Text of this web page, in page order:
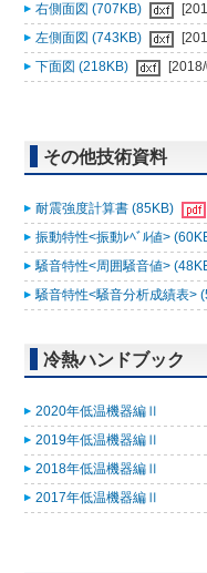
右側面図 (707KB)
左側面図 (743KB)
下面図 (218KB)
その他技術資料
耐震強度計算書 (85KB)
振動特性<振動ﾚﾍﾞﾙ値>
騒音特性<周囲騒音値>
騒音特性<騒音分析成績表>
冷熱ハンドブック
2020年低温機器編Ⅱ
2019年低温機器編Ⅱ
2018年低温機器編Ⅱ
2017年低温機器編Ⅱ